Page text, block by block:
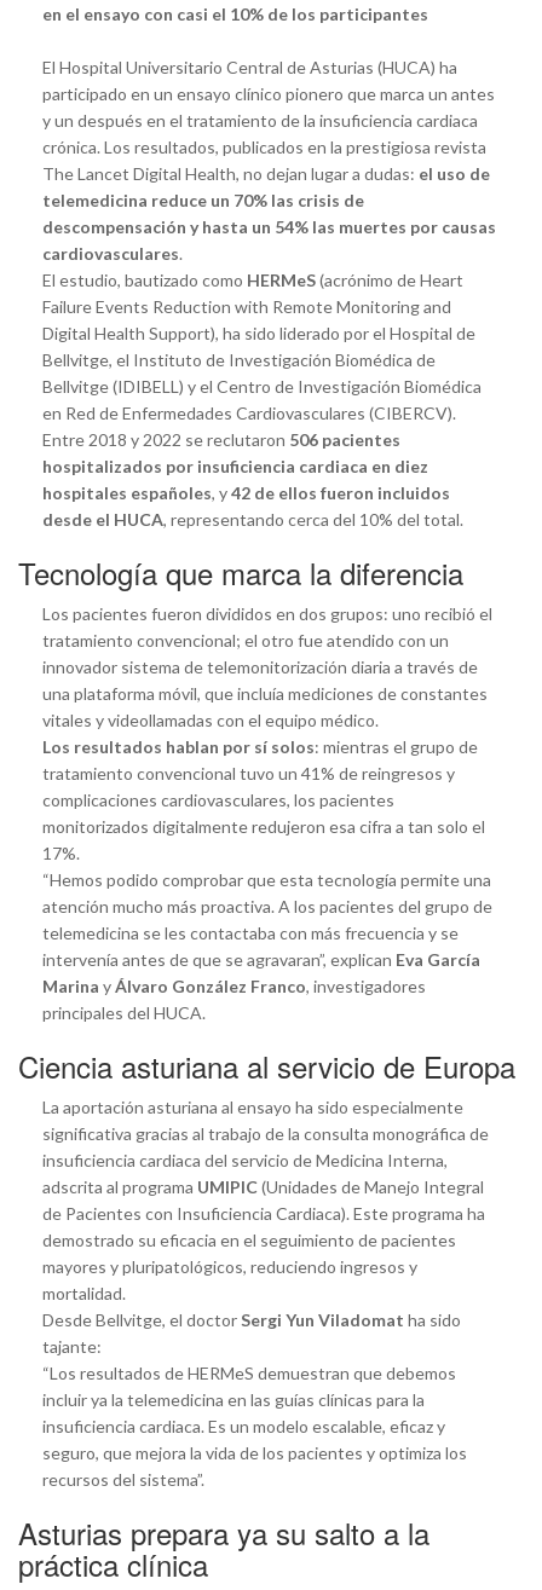
en el ensayo con casi el 10% de los participantes
El Hospital Universitario Central de Asturias (HUCA) ha
participado en un ensayo clínico pionero que marca un antes
y un después en el tratamiento de la insuficiencia cardiaca
crónica. Los resultados, publicados en la prestigiosa revista
The Lancet Digital Health, no dejan lugar a dudas: el uso de
telemedicina reduce un 70% las crisis de
descompensación y hasta un 54% las muertes por causas
cardiovasculares.
El estudio, bautizado como HERMeS(acrónimo de Heart
Failure Events Reduction with Remote Monitoring and
Digital Health Support), ha sido liderado por el Hospital de
Bellvitge, el Instituto de Investigación Biomédica de
Bellvitge (IDIBELL) y el Centro de Investigación Biomédica
en Red de Enfermedades Cardiovasculares (CIBERCV).
Entre 2018 y 2022 se reclutaron 506 pacientes
hospitalizados por insuficiencia cardiaca en diez
hospitales españoles, y42 de ellos fueron incluidos
desde el HUCA, representando cerca del 10% del total.
Tecnología que marca la diferencia
Los pacientes fueron divididos en dos grupos: uno recibió el
tratamiento convencional; el otro fue atendido con un
innovador sistema de telemonitorización diaria a través de
una plataforma móvil, que incluía mediciones de constantes
vitales y videollamadas con el equipo médico.
Los resultados hablan por sí solos: mientras el grupo de
tratamiento convencional tuvo un 41% de reingresos y
complicaciones cardiovasculares, los pacientes
monitorizados digitalmente redujeron esa cifra a tan solo el
17%.
“Hemos podido comprobar que esta tecnología permite una
atención mucho más proactiva. A los pacientes del grupo de
telemedicina se les contactaba con más frecuencia y se
intervenía antes de que se agravaran”, explican Eva García
Marina yÁlvaro González Franco, investigadores
principales del HUCA.
Ciencia asturiana al servicio de Europa
La aportación asturiana al ensayo ha sido especialmente
significativa gracias al trabajo de la consulta monográfica de
insuficiencia cardiaca del servicio de Medicina Interna,
adscrita al programa UMIPIC(Unidades de Manejo Integral
de Pacientes con Insuficiencia Cardiaca). Este programa ha
demostrado su eficacia en el seguimiento de pacientes
mayores y pluripatológicos, reduciendo ingresos y
mortalidad.
Desde Bellvitge, el doctorSergi Yun Viladomat ha sido
tajante:
“Los resultados de HERMeS demuestran que debemos
incluir ya la telemedicina en las guías clínicas para la
insuficiencia cardiaca. Es un modelo escalable, eficaz y
seguro, que mejora la vida de los pacientes y optimiza los
recursos del sistema”.
Asturias prepara ya su salto a la
práctica clínica